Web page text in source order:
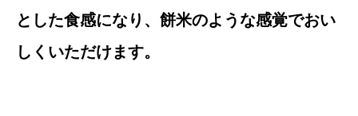
とした食感になり、餅米のような感覚でおい
しくいただけます。